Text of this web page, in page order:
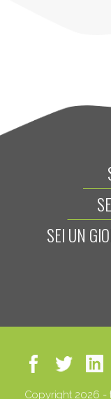
SEI UN
Copyright 2026 -